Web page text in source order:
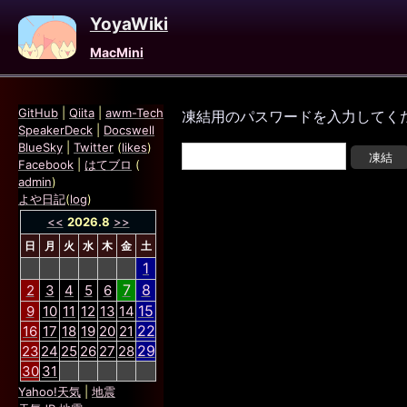
YoyaWiki
MacMini
凍結用のパスワードを入力してく
GitHub Qiita
awm-Tech
SpeakerDeck
Docswell
BlueSky
Twitter (likes)
Facebook
はてブロ (
admin)
よや日記(log)
<< 2026.8 >>
日 月 火 水 木 金 土
1
2 3 4 5 6 7 8
9 10 11 12 13 14 15
16 17 18 19 20 21 22
23 24 25 26 27 28 29
30 31
Yahoo!天気
地震